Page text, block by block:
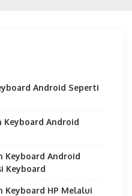
Android Seperti
Keyboard Android
Keyboard Android
Keyboard
Keyboard HP Melalui